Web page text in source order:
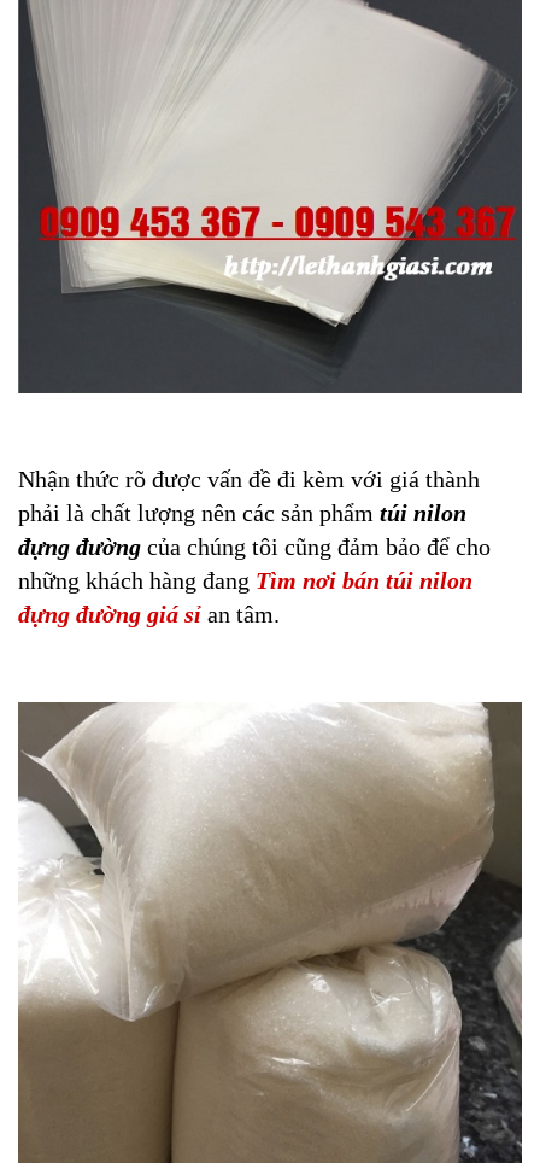
Nhận thức rõ được vấn đề đi kèm với giá thành
phải là chất lượng nên các sản phẩm túi nilon
đựng đường của chúng tôi cũng đảm bảo để cho
những khách hàng đang Tìm nơi bán túi nilon
đựng đường giá sỉ an tâm.